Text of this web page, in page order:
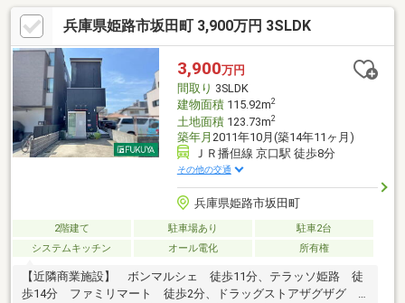
種事務所、教室運営など、幅広い用途に対応可能です。建物内に
は車1台分の駐車スペースを確保。雨天時でも荷物の積み下ろしや
作業ができ、事業利用に便利です。※現状渡し※契約不適合責任免
責※現状、建蔽率がオーバーしております※屋内に駐車１台可※境
界非明示 ※解体して新築住宅用にもおすすめです。
兵庫県姫路市坂田町 3,900万円 3SLDK
3,900万円
間取り 3SLDK
建物面積115.92m2
土地面積123.73m2
築年月 2011年10月(築14年11ヶ月)
ＪＲ播但線 京口駅 徒歩8分
その他の交通
兵庫県姫路市坂田町
2階建て 駐車場あり
駐車2台
システムキッチン
オール電化 所有権
【近隣商業施設】 ボンマルシェ 徒歩11分、テラッソ姫路 徒
歩14分 ファミリマート 徒歩2分、ドラッグストアザグザグ